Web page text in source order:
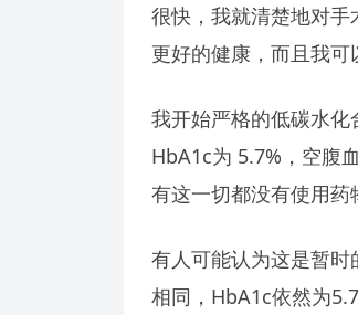
很快，我就清楚地对
更好的健康，而且我可
我开始严格的低碳水化
HbA1c为 5.7%，空腹
有这一切都没有使用药
有人可能认为这是暂
相同，HbA1c依然为